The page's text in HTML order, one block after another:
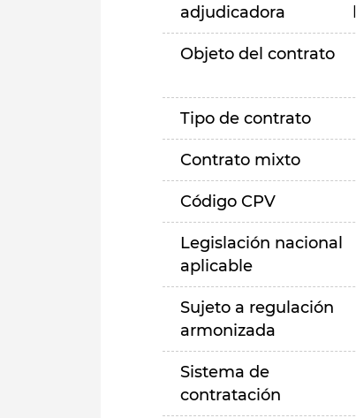
adjudicadora
Objeto del contrato
Tipo de contrato
Contrato mixto
Código CPV
Legislación nacional
aplicable
Sujeto a regulación
armonizada
Sistema de
contratación